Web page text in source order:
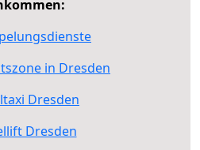
in Dresden
Dresden
Dresden